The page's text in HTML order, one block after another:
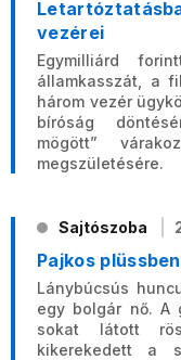
vezérei
Egymilliárd
államkasszát, a
három vezér
bíróság
mögött”
Sajtószoba
Pajkos
Lánybúcsús
egy bolgár nő. A
sokat látott
kikerekedett a